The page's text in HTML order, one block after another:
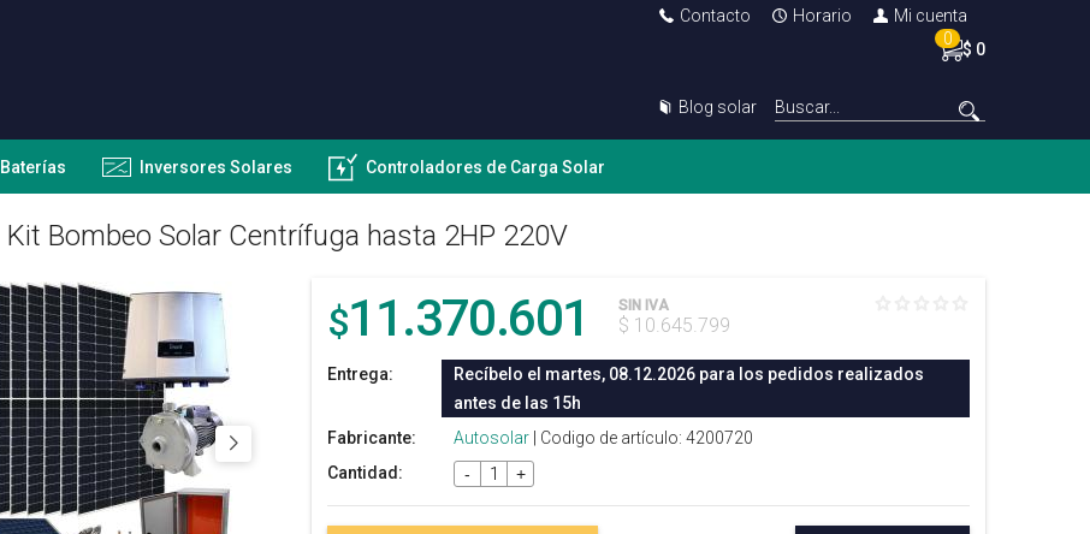
Contacto Horario
Mi cuenta
0
$ 0
Blog solar
Baterías Inversores Solares Controladores de Carga Solar
Kit Bombeo Solar Centrífuga hasta 2HP 220V
$11.370.601 SIN IVA
$ 10.645.799
Entrega:
Recíbelo el martes, 08.12.2026 para los pedidos realizados
antes de las 15h
Fabricante:
Autosolar | Codigo de artículo: 4200720
Cantidad:
- +